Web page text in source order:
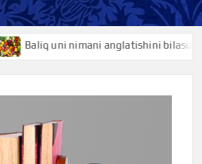
Baliq uni nimani anglatishini bilasizmi